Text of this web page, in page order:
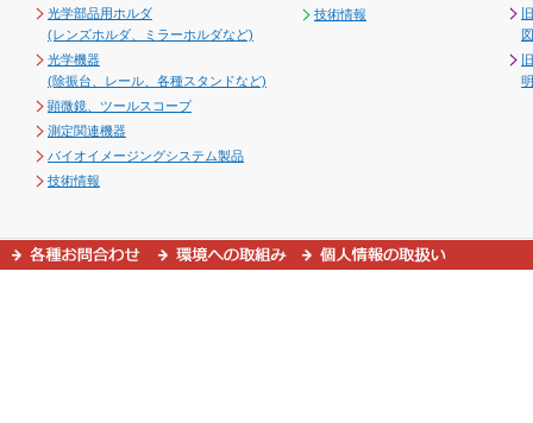
光学部品用ホルダ
(レンズホルダ、ミラーホルダなど)
光学機器
(除振台、レール、各種スタンドなど)
顕微鏡、ツールスコープ
測定関連機器
バイオイメージングシステム製品
技術情報
技術情報